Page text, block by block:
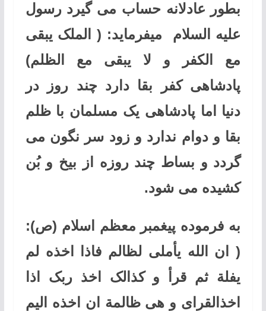
بطور عادلانه حساب می گیرد رسول
علیه السلام
میفرماید: ( الملک یبقی
مع الکفر و لا یبقی مع الظلم)
پادشاهی کفر بقا دارد چند روز در
دنیا اما پادشاهی یک مسلمان با ظلم
بقا و دوام ندارد و زود سر نگون می
گردد و بساط چند روزه از بیخ و بُن
کشیده می شود.
به فرموده پیغمبر معظم اسلام (ص):
( ان الله یأملی لظالم فاذا اخذه لم
یفلة ثم قرأ و کذالک اخذ ربک اذا
اخذالقرای و هی ظالمة ان اخذه الیم